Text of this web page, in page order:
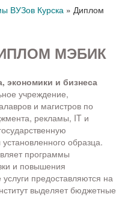
ВУЗов Курска » Диплом
МЭБИК
экономики и бизнеса
учреждение,
и магистров по
рекламы, IT и
образца.
программы
и повышения
предоставляются на
выделяет бюджетные